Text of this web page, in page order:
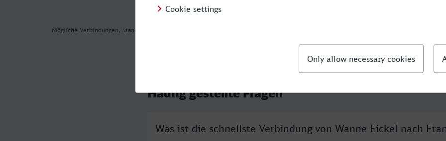
Mögliche Verbindungen, Stand: 2026-08-06 02:06
Häufig gestellte Fragen
Was ist die schnellste Verbindung von Wanne-Eickel nach